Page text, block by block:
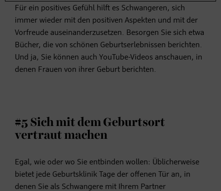
Für ein positives Gefühl hilft es Schwangeren, sich
immer wieder mit den positiven Aspekten und mit der
Vorfreude auseinanderzusetzen. Besorgen Sie sich etwa
Bücher, die von schönen Geburtserlebnissen berichten.
Und ja, Sie können auch YouTube-Videos anschauen, in
denen Frauen von ihrer Geburt berichten.
#5 Sich mit dem Geburtsort
vertraut machen
Egal, wie oder wo Sie entbinden wollen: Üblicherweise
bietet jede Geburtsklinik Tage der offenen Tür an, in
denen Sie als Schwangere mit Ihrem Partner